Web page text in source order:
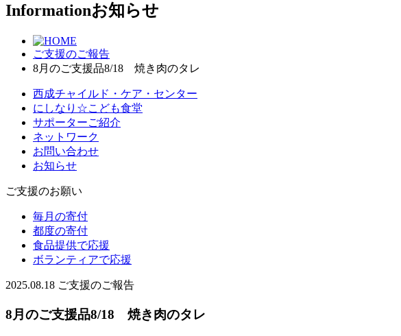
Informationお知らせ
ご支援のご報告
8月のご支援品8/18 焼き肉のタレ
西成チャイルド・ケア・センター
にしなり☆こども食堂
サポーターご紹介
ネットワーク
お問い合わせ
お知らせ
ご支援のお願い
毎月の寄付
都度の寄付
食品提供で応援
ボランティアで応援
2025.08.18 ご支援のご報告
8月のご支援品8/18 焼き肉のタレ